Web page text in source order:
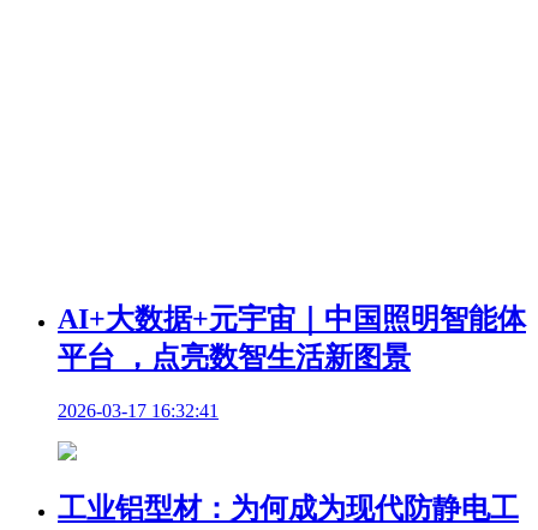
AI+大数据+元宇宙｜中国照明智能体
平台 ，点亮数智生活新图景
2026-03-17 16:32:41
工业铝型材：为何成为现代防静电工